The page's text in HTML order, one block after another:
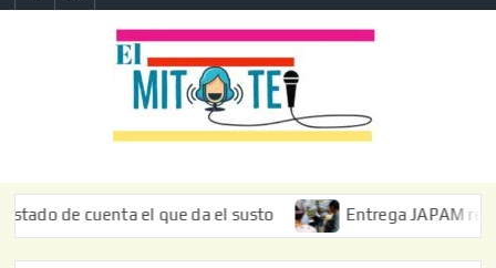
cuenta el que da el susto Entrega JAPAM